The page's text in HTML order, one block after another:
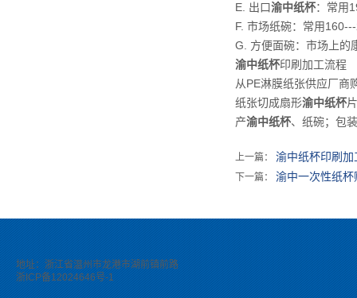
E. 出口渝中纸杯：常用
F. 市场纸碗：常用
G. 方便面碗：市场上的
渝中纸杯印刷加工流程
从PE淋膜纸张供应厂商
纸张切成扇形渝中纸杯
产渝中纸杯、纸碗；包
上一篇： 渝中纸杯印刷加
下一篇： 渝中一次性纸
地址：浙江省温州市龙港市湖前镇前路
浙ICP备12024646号-1